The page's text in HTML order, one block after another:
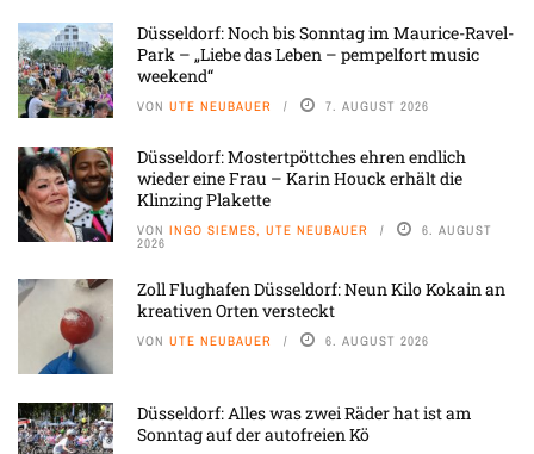
Düsseldorf: Noch bis Sonntag im Maurice-Ravel-
Park – „Liebe das Leben – pempelfort music
weekend“
VON UTE NEUBAUER 7. AUGUST 2026
Düsseldorf: Mostertpöttches ehren endlich
wieder eine Frau – Karin Houck erhält die
Klinzing Plakette
VON INGO SIEMES, UTE NEUBAUER 6. AUGUST
2026
Zoll Flughafen Düsseldorf: Neun Kilo Kokain an
kreativen Orten versteckt
VON UTE NEUBAUER 6. AUGUST 2026
Düsseldorf: Alles was zwei Räder hat ist am
Sonntag auf der autofreien Kö